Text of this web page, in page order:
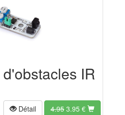
IR
Détail 4.95 3.95 €